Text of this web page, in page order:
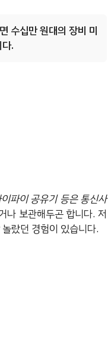
수십만 원대의 장비 미
.
파이 공유기 등은 통신사
나 보관해두곤 합니다. 저
랐던 경험이 있습니다.